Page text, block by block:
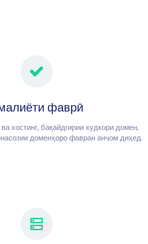
фаврӣ
хостинг, бақайдгирии худкори домен,
доменҳоро фавран анҷом диҳед.